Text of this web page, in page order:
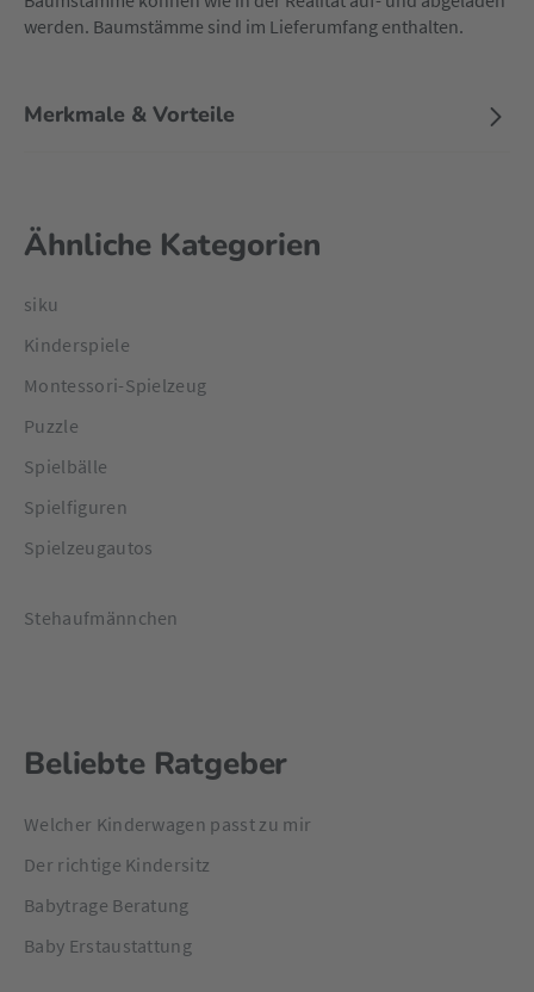
werden. Baumstämme sind im Lieferumfang enthalten.
Merkmale & Vorteile
Ähnliche Kategorien
siku
Kinderspiele
Montessori-Spielzeug
Puzzle
Spielbälle
Spielfiguren
Spielzeugautos
Stehaufmännchen
Beliebte Ratgeber
Welcher Kinderwagen passt zu mir
Der richtige Kindersitz
Babytrage Beratung
Baby Erstaustattung